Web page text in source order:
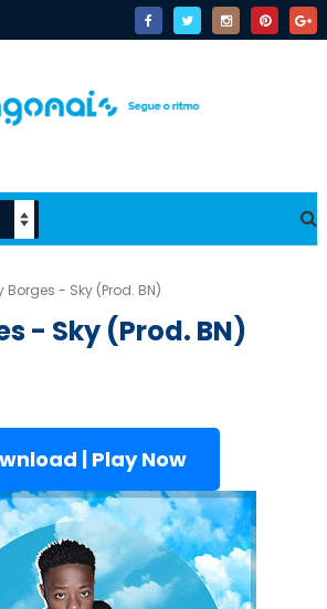
Borges - Sky (Prod. BN)
- Sky (Prod. BN)
| Play Now